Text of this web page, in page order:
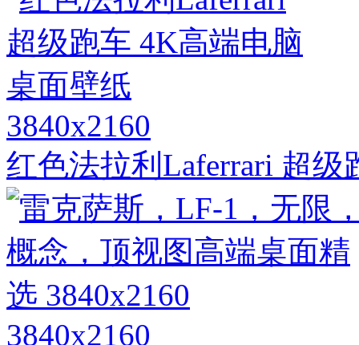
3840x2160
红色法拉利Laferrari 超
3840x2160